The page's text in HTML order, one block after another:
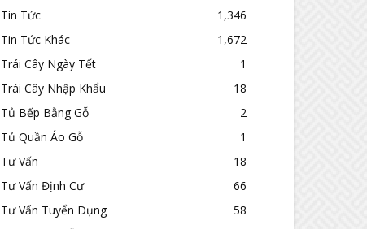
Tin Tức
1,346
Tin Tức Khác
1,672
Trái Cây Ngày Tết
1
Trái Cây Nhập Khẩu
18
Tủ Bếp Bằng Gỗ
2
Tủ Quần Áo Gỗ
1
Tư Vấn
18
Tư Vấn Định Cư
66
Tư Vấn Tuyển Dụng
58